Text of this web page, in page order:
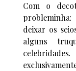
Com o
deixar os
alguns